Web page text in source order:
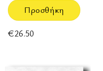
Προσθήκη
€26.50